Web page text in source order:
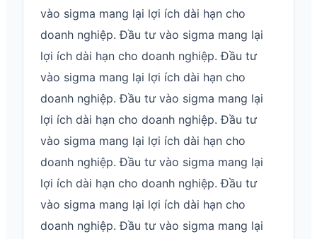
vào sigma mang lại lợi ích dài hạn cho
doanh nghiệp. Đầu tư vào sigma mang lại
lợi ích dài hạn cho doanh nghiệp. Đầu tư
vào sigma mang lại lợi ích dài hạn cho
doanh nghiệp. Đầu tư vào sigma mang lại
lợi ích dài hạn cho doanh nghiệp. Đầu tư
vào sigma mang lại lợi ích dài hạn cho
doanh nghiệp. Đầu tư vào sigma mang lại
lợi ích dài hạn cho doanh nghiệp. Đầu tư
vào sigma mang lại lợi ích dài hạn cho
doanh nghiệp. Đầu tư vào sigma mang lại